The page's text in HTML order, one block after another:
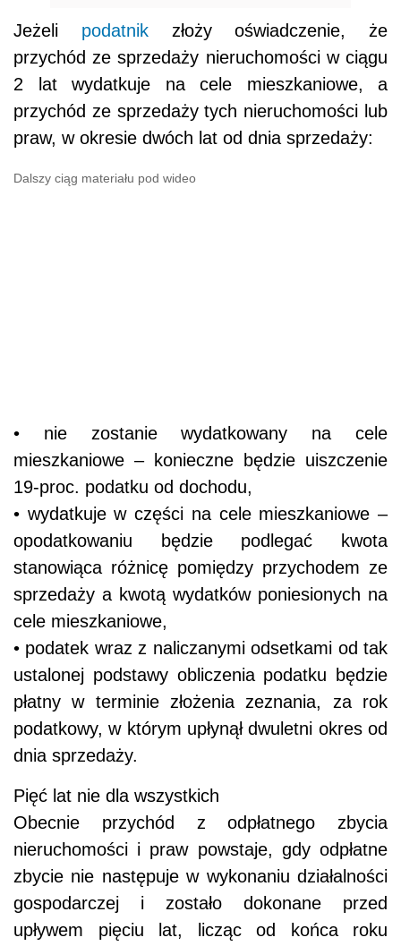
Jeżeli podatnikzłoży oświadczenie, że
przychód ze sprzedaży nieruchomości w ciągu
2 lat wydatkuje na cele mieszkaniowe, a
przychód ze sprzedaży tych nieruchomości lub
praw, w okresie dwóch lat od dnia sprzedaży:
Dalszy ciąg materiału pod wideo
• nie zostanie wydatkowany na cele
mieszkaniowe – konieczne będzie uiszczenie
19-proc. podatku od dochodu,
• wydatkuje w części na cele mieszkaniowe –
opodatkowaniu będzie podlegać kwota
stanowiąca różnicę pomiędzy przychodem ze
sprzedaży a kwotą wydatków poniesionych na
cele mieszkaniowe,
• podatek wraz z naliczanymi odsetkami od tak
ustalonej podstawy obliczenia podatku będzie
płatny w terminie złożenia zeznania, za rok
podatkowy, w którym upłynął dwuletni okres od
dnia sprzedaży.
Pięć lat nie dla wszystkich
Obecnie przychód z odpłatnego zbycia
nieruchomości i praw powstaje, gdy odpłatne
zbycie nie następuje w wykonaniu działalności
gospodarczej i zostało dokonane przed
upływem pięciu lat, licząc od końca roku